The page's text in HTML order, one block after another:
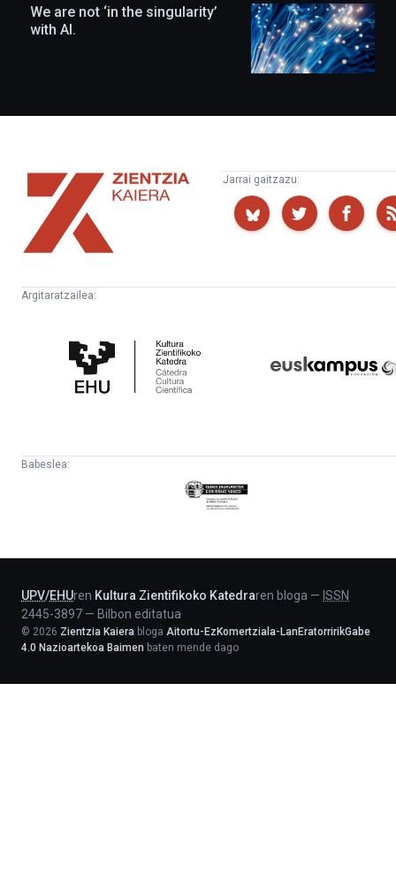
We are not ‘in the singularity’
with AI.
Zientzia
Kaiera
Jarrai gaitzazu:
Argitaratzailea:
Zientifikoko
Katedra
Babeslea:
Eusko
Jaurlaritza
UPV/EHUren Kultura Zientifikoko Katedraren bloga — ISSN
2445-3897 — Bilbon editatua
© 2026 Zientzia Kaiera bloga Aitortu-EzKomertziala-LanEratorririkGabe
4.0 Nazioartekoa Baimen baten mende dago